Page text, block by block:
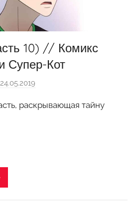
10) // Комикс
Супер-Кот
24.05.2019
т
раскрывающая тайну